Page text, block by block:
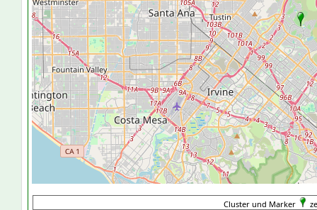
Cluster und Marker